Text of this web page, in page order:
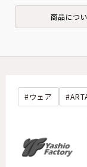
商品につ
ウェア